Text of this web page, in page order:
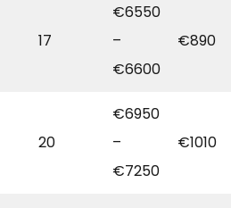
17
€6550
–
€6600
€890
20
€6950
–
€7250
€1010